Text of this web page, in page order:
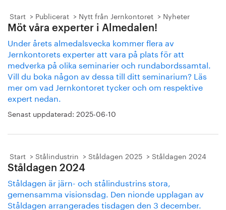
Start Publicerat Nytt från Jernkontoret Nyheter
Möt våra experter i Almedalen!
Under årets almedalsvecka kommer flera av
Jernkontorets experter att vara på plats för att
medverka på olika seminarier och rundabordssamtal.
Vill du boka någon av dessa till ditt seminarium? Läs
mer om vad Jernkontoret tycker och om respektive
expert nedan.
Senast uppdaterad: 2025-06-10
Start Stålindustrin Ståldagen 2025 Ståldagen 2024
Ståldagen 2024
Ståldagen är järn- och stålindustrins stora,
gemensamma visionsdag. Den nionde upplagan av
Ståldagen arrangerades tisdagen den 3 december.